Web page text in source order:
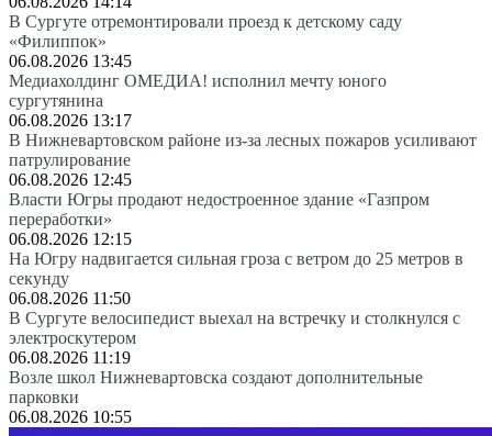
В Сургуте отремонтировали проезд к детскому саду
«Филиппок»
06.08.2026 13:45
Медиахолдинг ОМЕДИА! исполнил мечту юного
сургутянина
06.08.2026 13:17
В Нижневартовском районе из-за лесных пожаров усиливают
патрулирование
06.08.2026 12:45
Власти Югры продают недостроенное здание «Газпром
переработки»
06.08.2026 12:15
На Югру надвигается сильная гроза с ветром до 25 метров в
секунду
06.08.2026 11:50
В Сургуте велосипедист выехал на встречку и столкнулся с
электроскутером
06.08.2026 11:19
Возле школ Нижневартовска создают дополнительные
парковки
06.08.2026 10:55